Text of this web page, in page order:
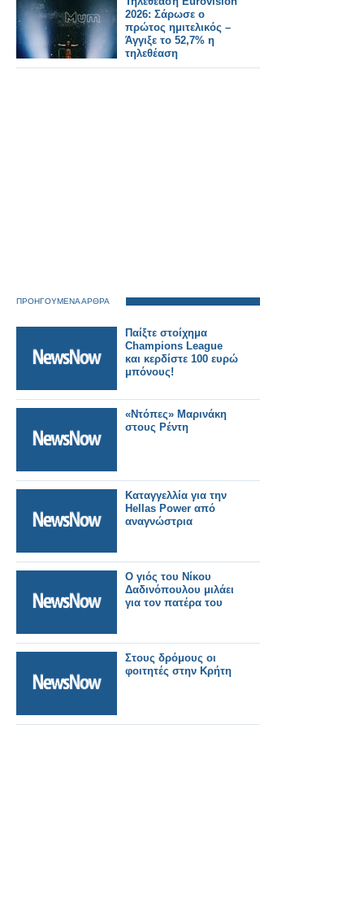
2026: Σάρωσε ο
πρώτος ημιτελικός –
Άγγιξε το 52,7% η
τηλεθέαση
ΠΡΟΗΓΟΥΜΕΝΑ ΑΡΘΡΑ
Παίξτε στοίχημα
Champions League
και κερδίστε 100 ευρώ
μπόνους!
«Ντόπες» Μαρινάκη
στους Ρέντη
Καταγγελλία για την
Hellas Power από
αναγνώστρια
Ο γιός του Νίκου
Δαδινόπουλου μιλάει
για τον πατέρα του
Στους δρόμους οι
φοιτητές στην Κρήτη